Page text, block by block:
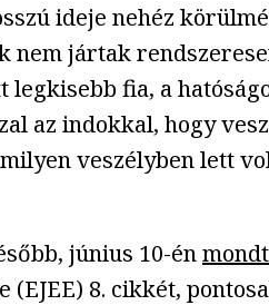
ideje nehéz
jártak
fia, a
az indokkal, hogy
veszélyben lett
június 10-én
8. cikkét,